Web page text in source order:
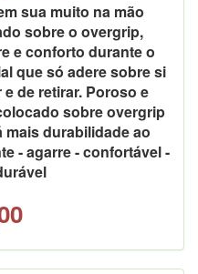
sua muito na mão
sobre o overgrip,
e conforto durante o
que só adere sobre si
de retirar. Poroso e
sobre overgrip
mais durabilidade ao
- agarre - confortável -